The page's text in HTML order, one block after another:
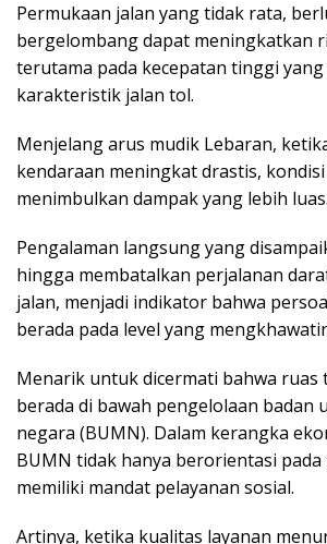
Permukaan jalan yang tidak rata,
bergelombang dapat meningkatkan
terutama pada kecepatan tinggi yang
karakteristik jalan tol.
Menjelang arus mudik Lebaran,
kendaraan meningkat drastis,
menimbulkan dampak yang lebih luas.
Pengalaman langsung yang
hingga membatalkan perjalanan
jalan, menjadi indikator bahwa
berada pada level yang
Menarik untuk dicermati bahwa
berada di bawah pengelolaan badan
negara (BUMN). Dalam kerangka
BUMN tidak hanya berorientasi
memiliki mandat pelayanan sosial.
Artinya, ketika kualitas layanan